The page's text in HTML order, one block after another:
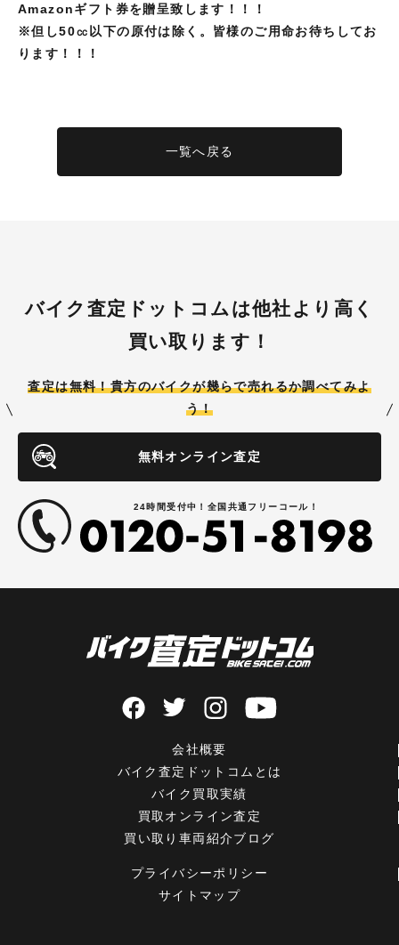
Amazonギフト券を贈呈致します！！！
※但し50㏄以下の原付は除く。皆様のご用命お待ちしてお
ります！！！
一覧へ戻る
バイク査定ドットコムは他社より高く
買い取ります！
査定は無料！貴方のバイクが幾らで売れるか調べてみよ
う！
無料オンライン査定
24時間受付中！全国共通フリーコール！
会社概要
バイク査定ドットコムとは
バイク買取実績
買取オンライン査定
買い取り車両紹介ブログ
プライバシーポリシー
サイトマップ